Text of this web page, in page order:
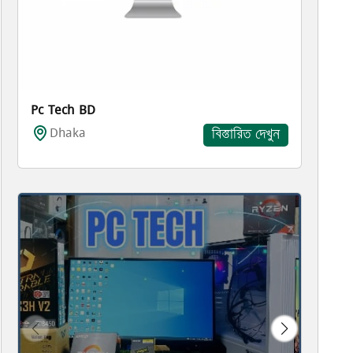
Pc Tech BD
Dhaka
বিস্তারিত দেখুন